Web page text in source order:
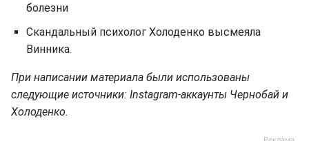
болезни
Скандальный психолог Холоденко высмеяла
Винника.
При написании материала были использованы
следующие источники: Instagram-аккаунты Чернобай и
Холоденко.